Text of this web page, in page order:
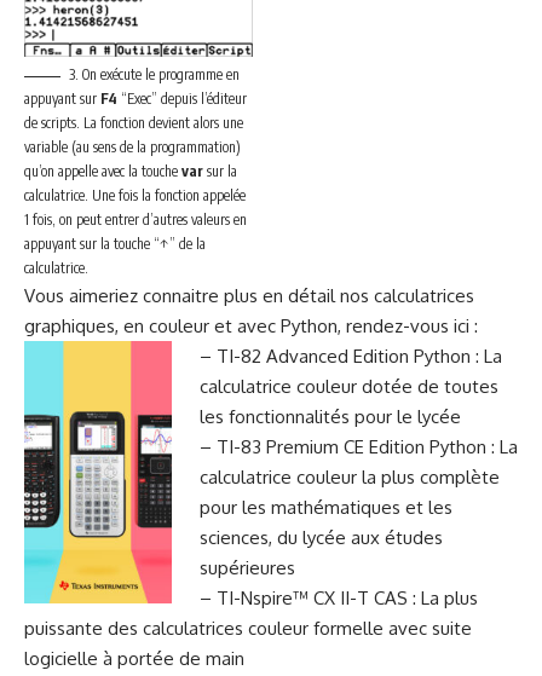
3. On exécute le programme en
appuyant sur F4 “Exec” depuis l’éditeur
de scripts. La fonction devient alors une
variable (au sens de la programmation)
qu’on appelle avec la touche var sur la
calculatrice. Une fois la fonction appelée
1 fois, on peut entrer d’autres valeurs en
appuyant sur la touche “↑” de la
calculatrice.
Vous aimeriez connaitre plus en détail nos calculatrices
graphiques, en couleur et avec Python, rendez-vous ici :
– TI-82 Advanced Edition Python : La
calculatrice couleur dotée de toutes
les fonctionnalités pour le lycée
– TI-83 Premium CE Edition Python : La
calculatrice couleur la plus complète
pour les mathématiques et les
sciences, du lycée aux études
supérieures
– TI-Nspire™ CX II-T CAS : La plus
puissante des calculatrices couleur formelle avec suite
logicielle à portée de main